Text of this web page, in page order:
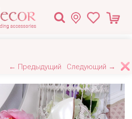
← Предыдущий
Следующий →